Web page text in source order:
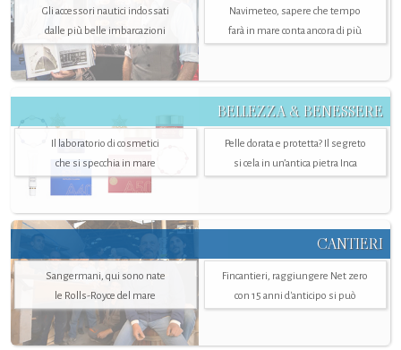
Gli accessori nautici indossati
dalle più belle imbarcazioni
Navimeteo, sapere che tempo
farà in mare conta ancora di più
BELLEZZA & BENESSERE
Il laboratorio di cosmetici
che si specchia in mare
Pelle dorata e protetta? Il segreto
si cela in un’antica pietra Inca
CANTIERI
Sangermani, qui sono nate
le Rolls-Royce del mare
Fincantieri, raggiungere Net zero
con 15 anni d'anticipo si può